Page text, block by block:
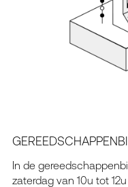
In de
zaterdag van 10u tot